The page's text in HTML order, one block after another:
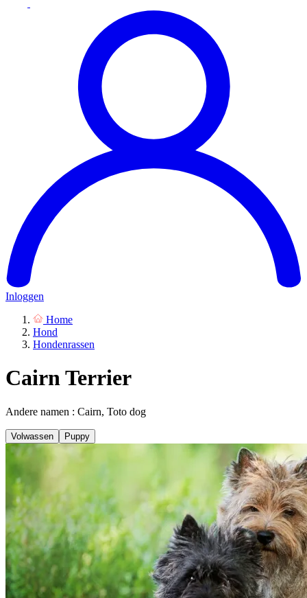
Inloggen
Home
Hond
Hondenrassen
Cairn Terrier
Andere namen : Cairn, Toto dog
Volwassen Puppy